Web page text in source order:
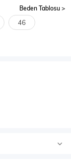
Beden Tablosu
46